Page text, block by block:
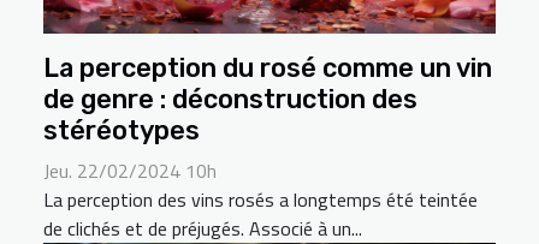
La perception du rosé comme un vin
de genre : déconstruction des
stéréotypes
Jeu. 22/02/2024 10h
La perception des vins rosés a longtemps été teintée
de clichés et de préjugés. Associé à un...